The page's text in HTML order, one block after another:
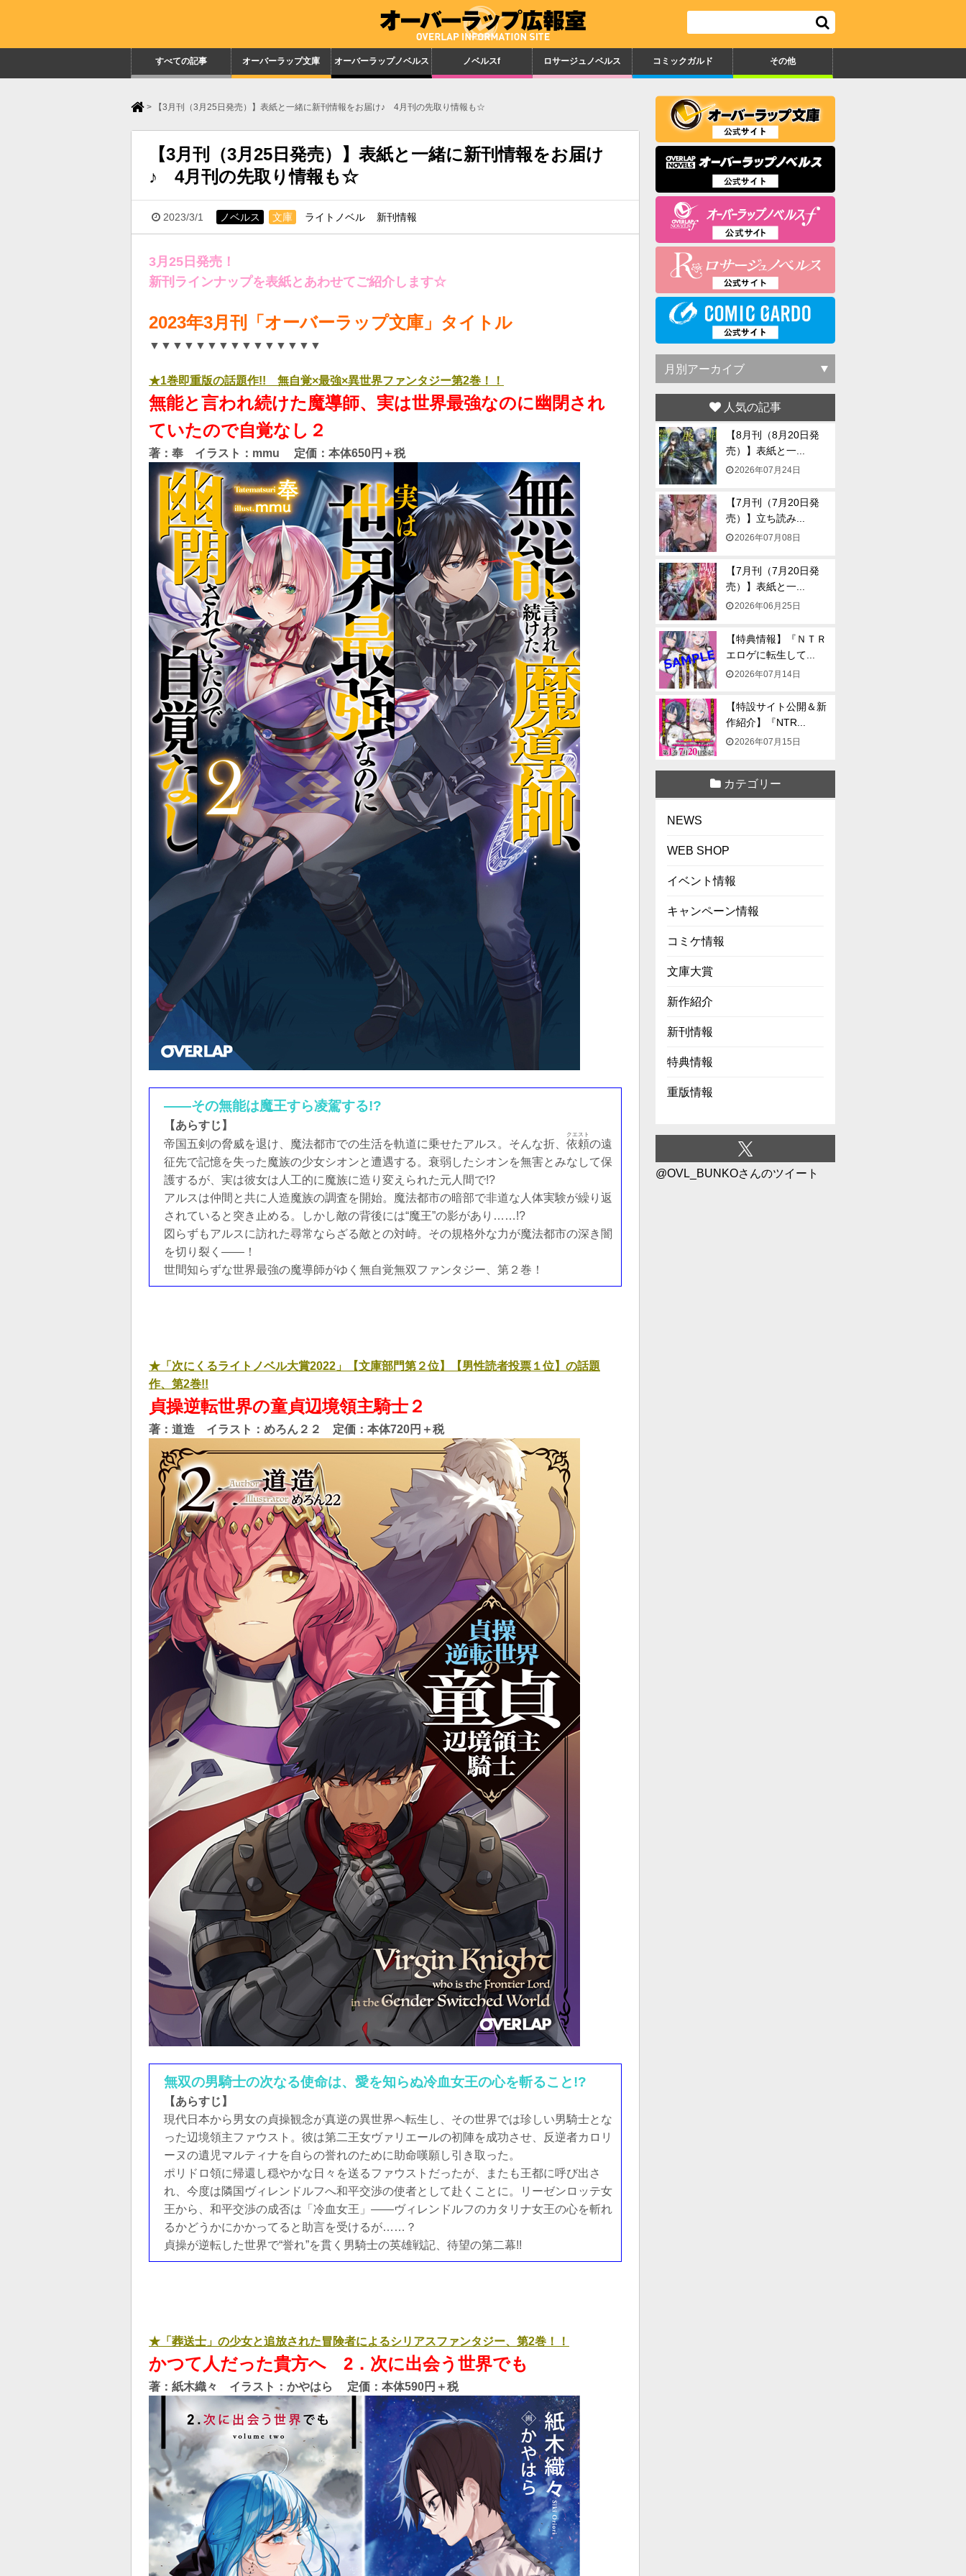
すべての記事 オーバーラップ文庫 オーバーラップノベルス ノベルスf ロサージュノベルス コミックガルド その他
> 【3月刊（3月25日発売）】表紙と一緒に新刊情報をお届け♪ 4月刊の先取り情報も☆
【3月刊（3月25日発売）】表紙と一緒に新刊情報をお届け
♪ 4月刊の先取り情報も☆
2023/3/1 ノベルス 文庫 ライトノベル 新刊情報
3月25日発売！
新刊ラインナップを表紙とあわせてご紹介します☆
2023年3月刊「オーバーラップ文庫」タイトル
▼▼▼▼▼▼▼▼▼▼▼▼▼▼▼
★1巻即重版の話題作!! 無自覚×最強×異世界ファンタジー第2巻！！
無能と言われ続けた魔導師、実は世界最強なのに幽閉され
ていたので自覚なし２
著：奉 イラスト：mmu 定価：本体650円＋税
――その無能は魔王すら凌駕する!?
【あらすじ】
帝国五剣の脅威を退け、魔法都市での生活を軌道に乗せたアルス。そんな折、 依頼
クエスト
の遠
征先で記憶を失った魔族の少女シオンと遭遇する。衰弱したシオンを無害とみなして保
護するが、実は彼女は人工的に魔族に造り変えられた元人間で!?
アルスは仲間と共に人造魔族の調査を開始。魔法都市の暗部で非道な人体実験が繰り返
されていると突き止める。しかし敵の背後には“魔王”の影があり……!?
図らずもアルスに訪れた尋常ならざる敵との対峙。その規格外な力が魔法都市の深き闇
を切り裂く――！
世間知らずな世界最強の魔導師がゆく無自覚無双ファンタジー、第２巻！
★「次にくるライトノベル大賞2022」【文庫部門第２位】【男性読者投票１位】の話題
作、第2巻!!
貞操逆転世界の童貞辺境領主騎士２
著：道造 イラスト：めろん２２ 定価：本体720円＋税
無双の男騎士の次なる使命は、愛を知らぬ冷血女王の心を斬ること!?
【あらすじ】
現代日本から男女の貞操観念が真逆の異世界へ転生し、その世界では珍しい男騎士とな
った辺境領主ファウスト。彼は第二王女ヴァリエールの初陣を成功させ、反逆者カロリ
ーヌの遺児マルティナを自らの誉れのために助命嘆願し引き取った。
ポリドロ領に帰還し穏やかな日々を送るファウストだったが、またも王都に呼び出さ
れ、今度は隣国ヴィレンドルフへ和平交渉の使者として赴くことに。リーゼンロッテ女
王から、和平交渉の成否は「冷血女王」――ヴィレンドルフのカタリナ女王の心を斬れ
るかどうかにかかってると助言を受けるが……？
貞操が逆転した世界で“誉れ”を貫く男騎士の英雄戦記、待望の第二幕!!
★「葬送士」の少女と追放された冒険者によるシリアスファンタジー、第2巻！！
かつて人だった貴方へ 2．次に出会う世界でも
著：紙木織々 イラスト：かやはら 定価：本体590円 ＋税
人気の記事
【8月刊（8月20日発
売）】表紙と一...
2026年07月24日
【7月刊（7月20日発
売）】立ち読み...
2026年07月08日
【7月刊（7月20日発
売）】表紙と一...
2026年06月25日
【特典情報】『ＮＴＲ
エロゲに転生して...
2026年07月14日
【特設サイト公開＆新
作紹介】『NTR...
2026年07月15日
カテゴリー
NEWS
WEB SHOP
イベント情報
キャンペーン情報
コミケ情報
文庫大賞
新作紹介
新刊情報
特典情報
重版情報
@OVL_BUNKOさんのツイート